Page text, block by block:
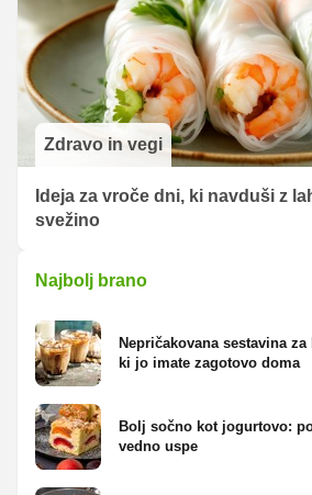
Zdravo in vegi
Ideja za vroče dni, ki navduši z
svežino
Najbolj brano
Nepričakovana sestavina
ki jo imate zagotovo doma
Bolj sočno kot jogurtovo:
vedno uspe